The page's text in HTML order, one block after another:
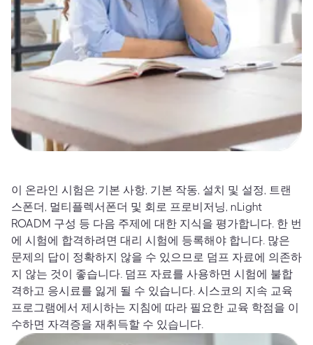
이 온라인 시험은 기본 사항, 기본 작동, 설치 및 설정, 트랜
스폰더, 멀티플렉서폰더 및 회로 프로비저닝, nLight
ROADM 구성 등 다음 주제에 대한 지식을 평가합니다. 한 번
에 시험에 합격하려면 대리 시험에 등록해야 합니다. 많은
문제의 답이 정확하지 않을 수 있으므로 덤프 자료에 의존하
지 않는 것이 좋습니다. 덤프 자료를 사용하면 시험에 불합
격하고 응시료를 잃게 될 수 있습니다. 시스코의 지속 교육
프로그램에서 제시하는 지침에 따라 필요한 교육 학점을 이
수하면 자격증을 재취득할 수 있습니다.